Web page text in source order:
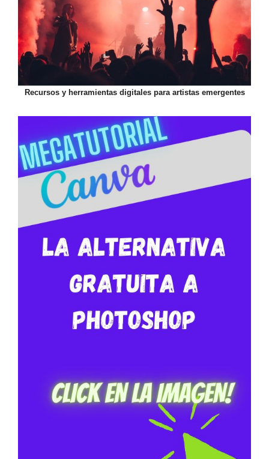
Recursos y herramientas digitales para artistas emergentes